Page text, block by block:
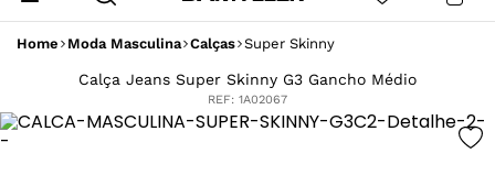
Home Moda Masculina Calças Super Skinny
Calça Jeans Super Skinny G3 Gancho Médio
REF: 1A02067